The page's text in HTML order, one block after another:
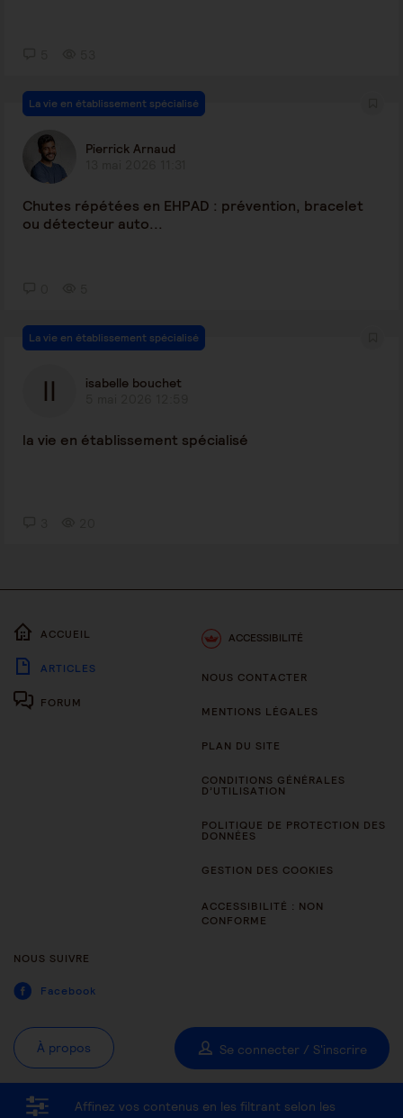
Affinez vos contenus en les filtrant selon les
La vie en établissement spécialisé
Pierrick Arnaud
Chutes répétées en EHPAD : prévention, bracelet
ou détecteur auto...
La vie en établissement spécialisé
isabelle bouchet
la vie en établissement spécialisé
ACCUEIL
ARTICLES
FORUM
ACCESSIBILITÉ
NOUS CONTACTER
MENTIONS LÉGALES
PLAN DU SITE
CONDITIONS GÉNÉRALES
D’UTILISATION
POLITIQUE DE PROTECTION DES
DONNÉES
GESTION DES COOKIES
ACCESSIBILITÉ : NON
CONFORME
NOUS SUIVRE
Facebook
À propos Se connecter / S'inscrire